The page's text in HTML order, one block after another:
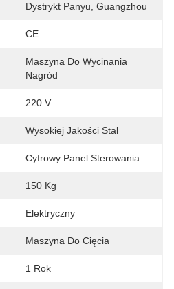
Dystrykt Panyu, Guangzhou
CE
Maszyna Do Wycinania
Nagród
220 V
Wysokiej Jakości Stal
Cyfrowy Panel Sterowania
150 Kg
Elektryczny
Maszyna Do Cięcia
1 Rok